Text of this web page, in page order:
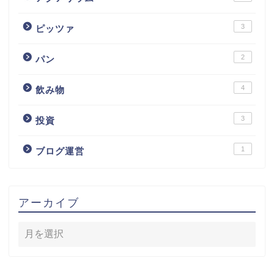
ピッツァ 3
パン 2
飲み物 4
投資 3
ブログ運営 1
アーカイブ